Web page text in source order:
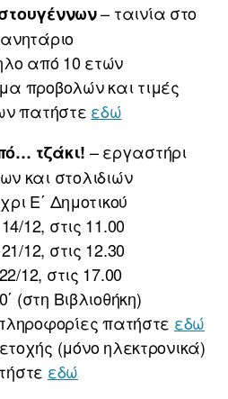
– ταινία στο
από 10 ετών
προβολών και τιμές
πατήστε εδώ
τζάκι! – εργαστήρι
και στολιδιών
Ε΄ Δημοτικού
12, στις 11.00
12, στις 12.30
12, στις 17.00
(στη Βιβλιοθήκη)
πατήστε εδώ
(μόνο ηλεκτρονικά)
εδώ